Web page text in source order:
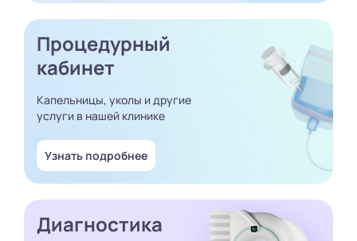
Процедурный
кабинет
Капельницы, уколы и другие
услуги в нашей клинике
Узнать подробнее
Диагностика